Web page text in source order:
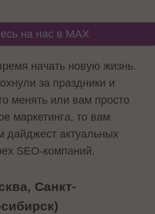
на нас в MAX
начать новую жизнь.
за праздники и
менять или вам просто
маркетинга, то вам
актуальных
SEO-компаний.
Санкт-